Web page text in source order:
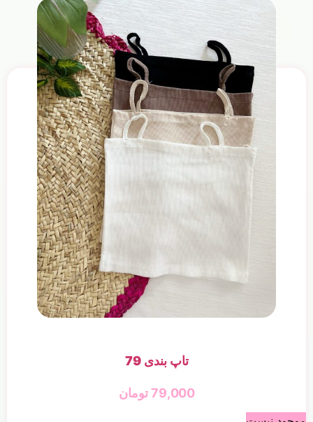
تاپ بندی 79
79,000 تومان